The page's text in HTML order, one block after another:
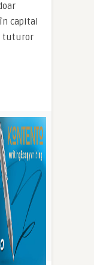
capital
tuturor